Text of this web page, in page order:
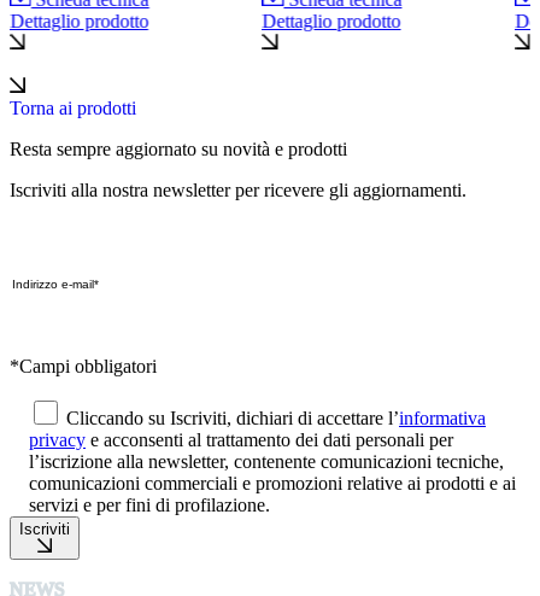
Dettaglio prodotto
Dettaglio prodotto
Torna ai prodotti
Resta sempre aggiornato su novità e prodotti
Iscriviti alla nostra newsletter per ricevere gli aggiornamenti.
*Campi obbligatori
Cliccando su Iscriviti, dichiari di accettare l’informativa
privacy e acconsenti al trattamento dei dati personali per
l’iscrizione alla newsletter, contenente comunicazioni tecniche,
comunicazioni commerciali e promozioni relative ai prodotti e ai
servizi e per fini di profilazione.
Iscriviti
NEWS